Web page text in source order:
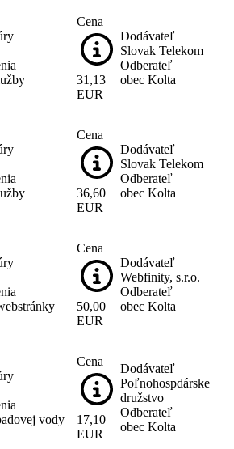
Cena
31,13
EUR
Dodávateľ
Slovak Telekom
Odberateľ
obec Kolta
Cena
36,60
EUR
Dodávateľ
Slovak Telekom
Odberateľ
obec Kolta
Cena
50,00
EUR
Dodávateľ
Webfinity, s.r.o.
Odberateľ
obec Kolta
vody
Cena
17,10
EUR
Dodávateľ
Poľnohospdárske
družstvo
Odberateľ
obec Kolta